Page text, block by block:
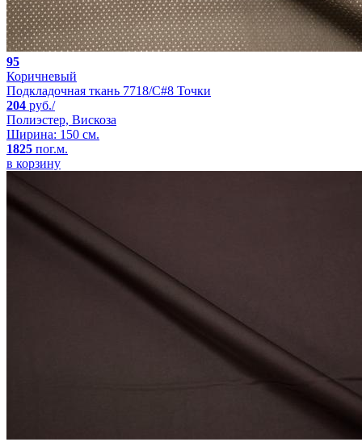
95
Коричневый
Подкладочная ткань 7718/C#8 Точки
204 руб./
Полиэстер, Вискоза
Ширина: 150 см.
1825 пог.м.
в корзину